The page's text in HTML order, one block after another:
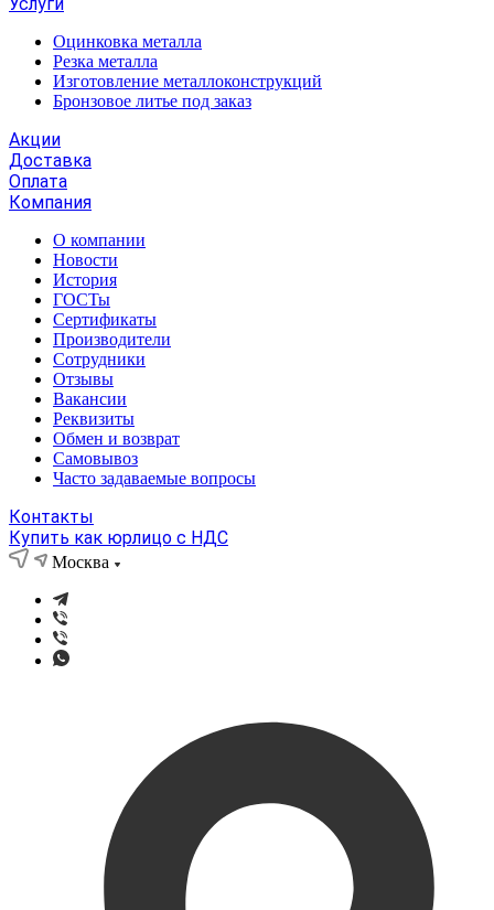
Оцинковка металла
Резка металла
Изготовление металлоконструкций
Бронзовое литье под заказ
Акции
Доставка
Оплата
Компания
О компании
Новости
История
ГОСТы
Сертификаты
Производители
Сотрудники
Отзывы
Вакансии
Реквизиты
Обмен и возврат
Самовывоз
Часто задаваемые вопросы
Контакты
Купить как юрлицо с НДС
Москва